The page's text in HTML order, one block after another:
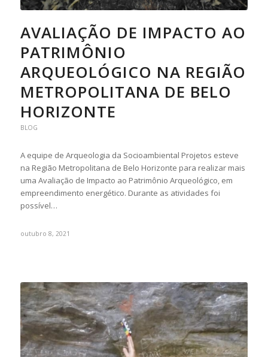
AVALIAÇÃO DE IMPACTO AO
PATRIMÔNIO
ARQUEOLÓGICO NA REGIÃO
METROPOLITANA DE BELO
HORIZONTE
BLOG
A equipe de Arqueologia da Socioambiental Projetos esteve
na Região Metropolitana de Belo Horizonte para realizar mais
uma Avaliação de Impacto ao Patrimônio Arqueológico, em
empreendimento energético. Durante as atividades foi
possível…
outubro 8, 2021